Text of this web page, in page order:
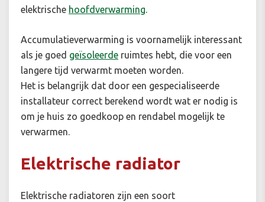
elektrische hoofdverwarming.
Accumulatieverwarming is voornamelijk interessant
als je goed geïsoleerde ruimtes hebt, die voor een
langere tijd verwarmt moeten worden.
Het is belangrijk dat door een gespecialiseerde
installateur correct berekend wordt wat er nodig is
om je huis zo goedkoop en rendabel mogelijk te
verwarmen.
Elektrische radiator
Elektrische radiatoren zijn een soort